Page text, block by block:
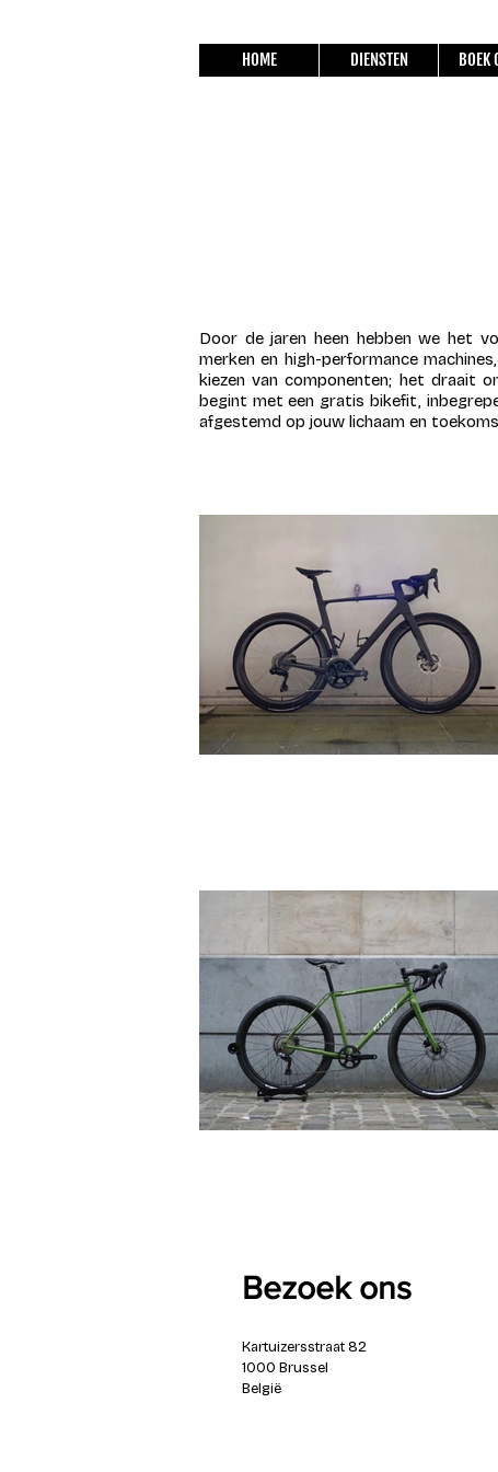
HOME DIENSTEN BOEK
Door de jaren heen hebben we het
merken en high-performance
kiezen van componenten; het draait
begint met een gratis bikefit,
afgestemd op jouw lichaam en
Bezoek ons
Kartuizersstraat 82
1000 Brussel
België